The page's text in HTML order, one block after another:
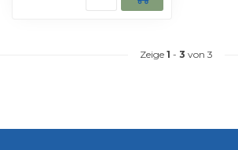
Zeige 1 - 3 von 3